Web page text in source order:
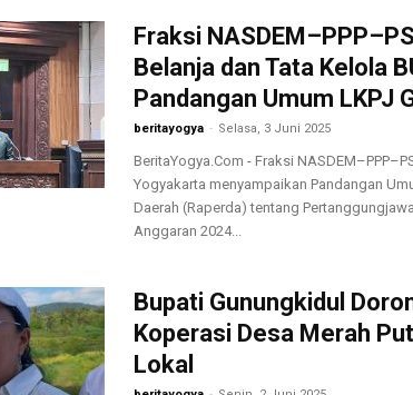
Fraksi
Belanja dan Tata Kelola
Pandangan Umum LKPJ
beritayogya - Selasa, 3 Juni 2025
BeritaYogya.Com - Fraksi
Yogyakarta menyampaikan Pandangan
Daerah (Raperda) tentang
Anggaran 2024...
Bupati Gunungkidul
Koperasi Desa Merah
Lokal